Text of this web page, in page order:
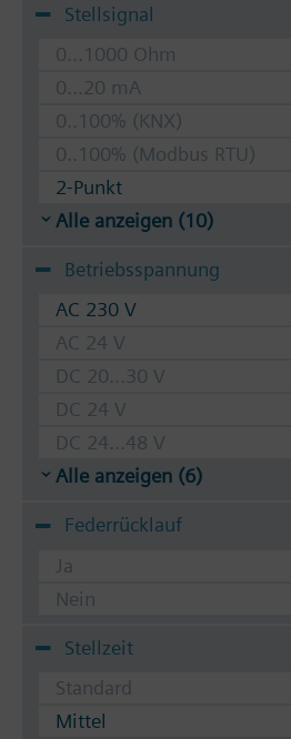
Stellsignal
0...1000 Ohm
0...20 mA
0..100% (KNX)
0..100% (Modbus RTU)
2-Punkt
Alle anzeigen (10)
Betriebsspannung
AC 230 V
AC 24 V
DC 20...30 V
DC 24 V
DC 24...48 V
Alle anzeigen (6)
Federrücklauf
Ja
Nein
Stellzeit
Standard
Mittel